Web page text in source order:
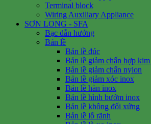
Terminal block
Wiring Auxiliary Appliance
SƠN LONG - SFA
Bạc dẫn hướng
Bản lề
Bản lề đúc
Bản lề giảm chấn hợp
Bản lề giảm chấn nylon
Bản lề giảm xóc inox
Bản lề hàn inox
Bản lề hình bướm inox
Bản lề không đối xứng
Bản lề lỗ rãnh